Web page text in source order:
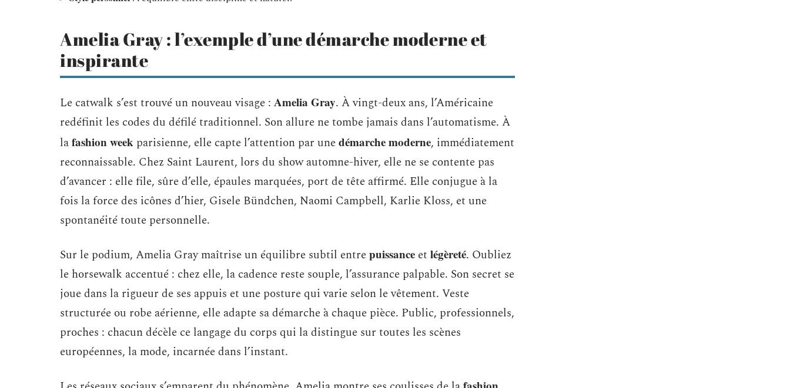
Amelia Gray : l’exemple d’une démarche moderne et
inspirante
Le catwalk s’est trouvé un nouveau visage : Amelia Gray. À vingt-deux ans, l’Américaine
redéfinit les codes du défilé traditionnel. Son allure ne tombe jamais dans l’automatisme. À
lafashion week parisienne, elle capte l’attention par unedémarche moderne, immédiatement
reconnaissable. Chez Saint Laurent, lors du show automne-hiver, elle ne se contente pas
d’avancer : elle file, sûre d’elle, épaules marquées, port de tête affirmé. Elle conjugue à la
fois la force des icônes d’hier, Gisele Bündchen, Naomi Campbell, Karlie Kloss, et une
spontanéité toute personnelle.
Sur le podium, Amelia Gray maîtrise un équilibre subtil entrepuissance et légèreté. Oubliez
le horsewalk accentué : chez elle, la cadence reste souple, l’assurance palpable. Son secret se
joue dans la rigueur de ses appuis et une posture qui varie selon le vêtement. Veste
structurée ou robe aérienne, elle adapte sa démarche à chaque pièce. Public, professionnels,
proches : chacun décèle ce langage du corps qui la distingue sur toutes les scènes
européennes, la mode, incarnée dans l’instant.